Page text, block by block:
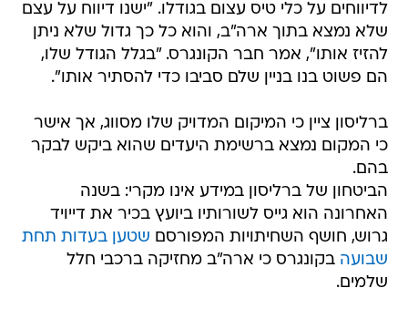
לדיווחים על כלי טיס עצום בגודלו. "ישנו דיווח על עצם
שלא נמצא בתוך ארה"ב, והוא כל כך גדול שלא ניתן
להזיז אותו", אמר חבר הקונגרס. "בגלל הגודל שלו,
הם פשוט בנו בניין שלם סביבו כדי להסתיר אותו".
ברליסון ציין כי המיקום המדויק שלו מסווג, אך אישר
כי המקום נמצא ברשימת היעדים שהוא ביקש לבקר
בהם.
הביטחון של ברליסון במידע אינו מקרי: בשנה
האחרונה הוא גייס לשורותיו ביועץ בכיר את דייויד
גרוש, חושף השחיתויות המפורסם שטען בעדות תחת
שבועה בקונגרס כי ארה"ב מחזיקה ברכבי חלל
שלמים.